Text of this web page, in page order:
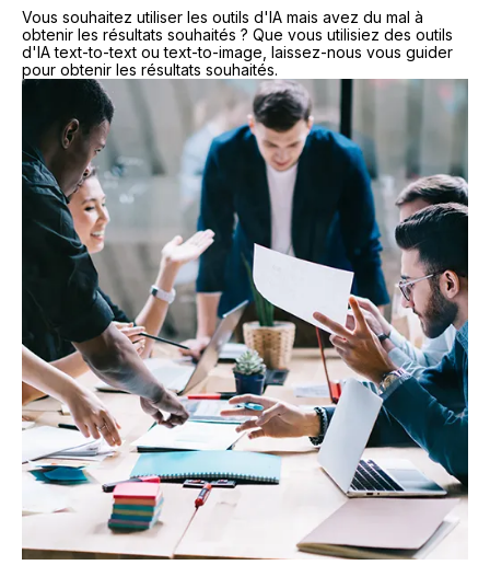
Vous souhaitez utiliser les outils d'IA mais avez du mal à
obtenir les résultats souhaités ? Que vous utilisiez des outils
d'IA text-to-text ou text-to-image, laissez-nous vous guider
pour obtenir les résultats souhaités.